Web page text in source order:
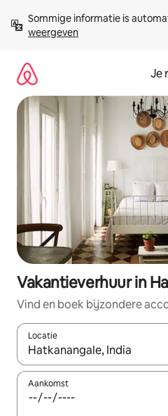
direct
naar
Sommige informatie is
weergeven
Je
Vakantieverhuur in
Vind en boek bijzondere
Locatie
Wanneer er suggesties
Aankomst